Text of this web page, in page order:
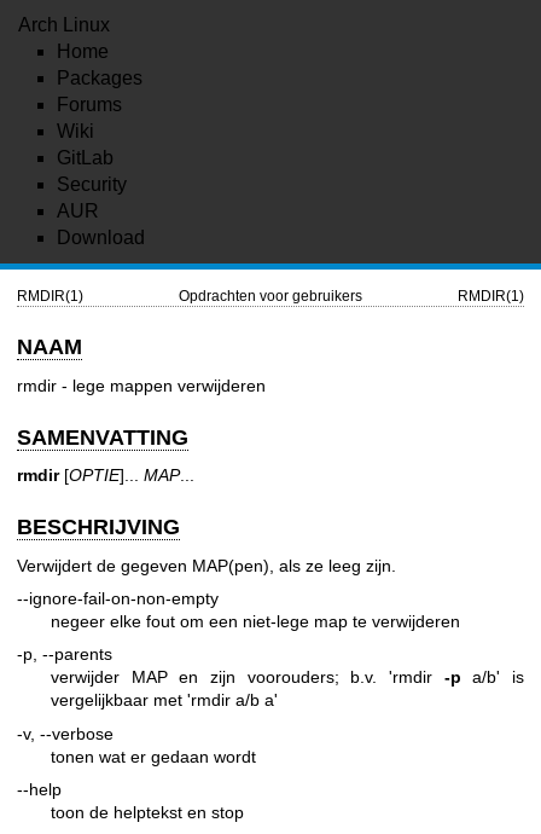
Arch Linux
Home
Packages
Forums
Wiki
GitLab
Security
AUR
Download
RMDIR(1) Opdrachten voor gebruikers RMDIR(1)
NAAM
rmdir - lege mappen verwijderen
SAMENVATTING
rmdir[OPTIE]... MAP...
BESCHRIJVING
Verwijdert de gegeven MAP(pen), als ze leeg zijn.
--ignore-fail-on-non-empty
negeer elke fout om een niet-lege map te verwijderen
-p, --parents
verwijder MAP en zijn voorouders; b.v. 'rmdir -p a/b' is
vergelijkbaar met 'rmdir a/b a'
-v, --verbose
tonen wat er gedaan wordt
--help
toon de helptekst en stop